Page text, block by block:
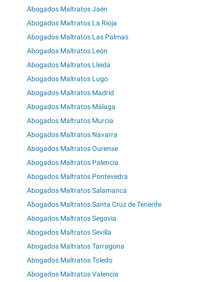
Abogados Maltratos Jaén
Abogados Maltratos La Rioja
Abogados Maltratos Las Palmas
Abogados Maltratos León
Abogados Maltratos Lleida
Abogados Maltratos Lugo
Abogados Maltratos Madrid
Abogados Maltratos Málaga
Abogados Maltratos Murcia
Abogados Maltratos Navarra
Abogados Maltratos Ourense
Abogados Maltratos Palencia
Abogados Maltratos Pontevedra
Abogados Maltratos Salamanca
Abogados Maltratos Santa Cruz de Tenerife
Abogados Maltratos Segovia
Abogados Maltratos Sevilla
Abogados Maltratos Tarragona
Abogados Maltratos Toledo
Abogados Maltratos Valencia